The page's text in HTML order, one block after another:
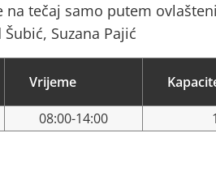
na tečaj samo putem
Suzana Pajić
Vrijeme
08:00-14:00